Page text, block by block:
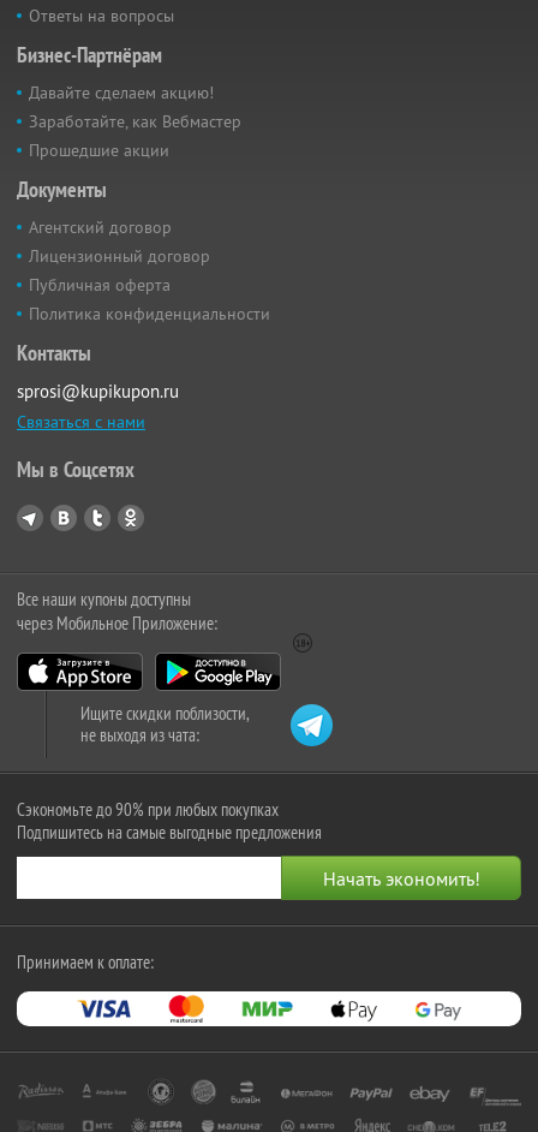
Ответы на вопросы
Бизнес-Партнёрам
Давайте сделаем акцию!
Заработайте, как Вебмастер
Прошедшие акции
Документы
Агентский договор
Лицензионный договор
Публичная оферта
Политика конфиденциальности
Контакты
sprosi@kupikupon.ru
Связаться с нами
Мы в Соцсетях
Все наши купоны доступны
через Мобильное Приложение:
Ищите скидки поблизости,
не выходя из чата:
Сэкономьте до 90% при любых покупках
Подпишитесь на самые выгодные предложения
Принимаем к оплате: